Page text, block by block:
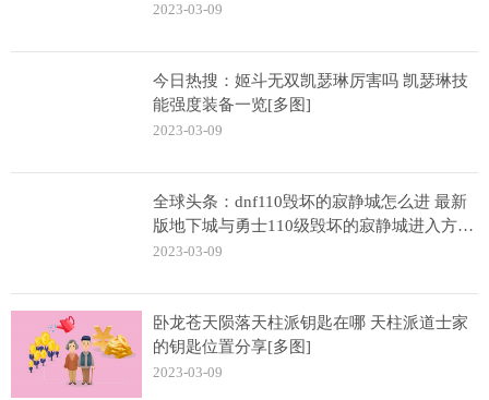
2023-03-09
今日热搜：姬斗无双凯瑟琳厉害吗 凯瑟琳技
能强度装备一览[多图]
2023-03-09
全球头条：dnf110毁坏的寂静城怎么进 最新
版地下城与勇士110级毁坏的寂静城进入方法
[多图]
2023-03-09
卧龙苍天陨落天柱派钥匙在哪 天柱派道士家
的钥匙位置分享[多图]
2023-03-09